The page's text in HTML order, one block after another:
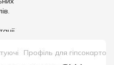
Профіль для гіпсокартону